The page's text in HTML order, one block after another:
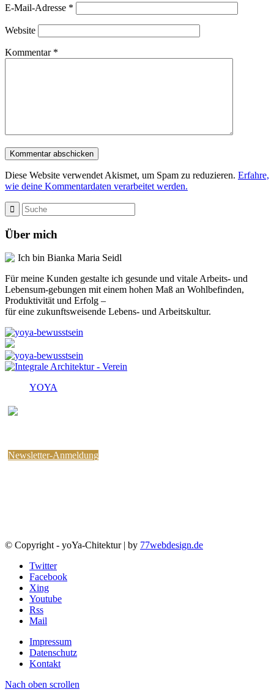
E-Mail-Adresse *
Website
Kommentar *
Diese Website verwendet Akismet, um Spam zu reduzieren. Erfahre,
wie deine Kommentardaten verarbeitet werden.
Über mich
Ich bin Bianka Maria Seidl
Für meine Kunden gestalte ich gesunde und vitale Arbeits- und
Lebensum-gebungen mit einem hohen Maß an Wohlbefinden,
Produktivität und Erfolg –
für eine zukunftsweisende Lebens- und Arbeitskultur.
YOYA
Newsletter-Anmeldung
© Copyright - yoYa-Chitektur | by 77webdesign.de
Twitter
Facebook
Xing
Youtube
Rss
Mail
Impressum
Datenschutz
Kontakt
Nach oben scrollen